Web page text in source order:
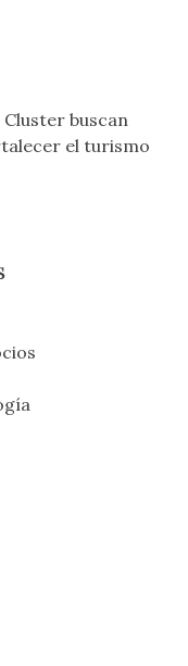
buscan
el turismo